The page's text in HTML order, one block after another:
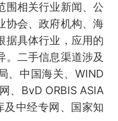
围相关行业新闻、公
协会、政府机构、海
据具体行业，应用的
。二手信息渠道涉及
、中国海关、WIND
、BvD ORBIS ASIA
及中经专网、国家知